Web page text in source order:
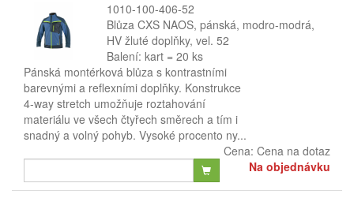
1010-100-406-52
Blůza CXS NAOS, pánská, modro-modrá,
HV žluté doplňky, vel. 52
Balení: kart = 20 ks
Pánská montérková blůza s kontrastními
barevnými a reflexními doplňky. Konstrukce
4-way stretch umožňuje roztahování
materiálu ve všech čtyřech směrech a tím i
snadný a volný pohyb. Vysoké procento ny...
Cena: Cena na dotaz
Na objednávku